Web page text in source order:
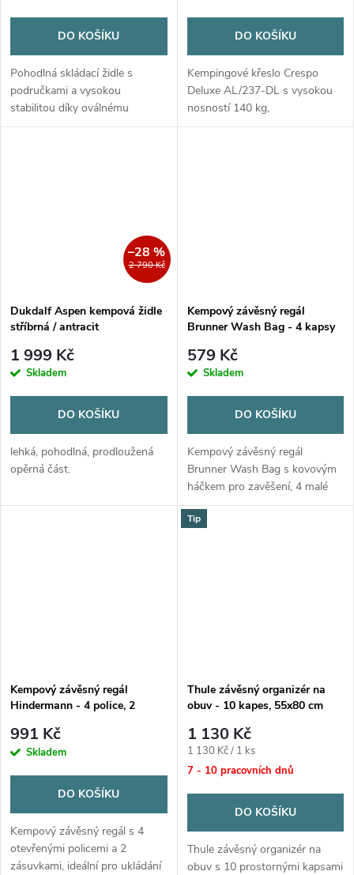
DO KOŠÍKU
Pohodlná skládací židle s
područkami a vysokou
stabilitou díky oválnému
ocelovému rámu. Snadno
DO KOŠÍKU
Kempingové křeslo Crespo
Deluxe AL/237-DL s vysokou
nosností 140 kg,
ergonomickým opěradlem a
2 790 Kč
–28 %
Dukdalf Aspen kempová židle
stříbrná / antracit
1 999 Kč
Skladem
DO KOŠÍKU
lehká, pohodlná, prodloužená
opěrná část.
Kempový závěsný regál
Brunner Wash Bag - 4 kapsy
579 Kč
Skladem
DO KOŠÍKU
Kempový závěsný regál
Brunner Wash Bag s kovovým
háčkem pro zavěšení, 4 malé
kapsy, síťkovou kapsou na zip a
zrcátkem. Rozměry 25,5x16
Kempový závěsný regál
Hindermann - 4 police, 2
991 Kč
Skladem
DO KOŠÍKU
Kempový závěsný regál s 4
otevřenými policemi a 2
zásuvkami, ideální pro ukládání
Tip
Thule závěsný organizér na
obuv - 10 kapes, 55x80 cm
1 130 Kč
Měrná
cena:
1 130 Kč / 1 ks
7 - 10 pracovních dnů
DO KOŠÍKU
Thule závěsný organizér na
obuv s 10 prostornými kapsami